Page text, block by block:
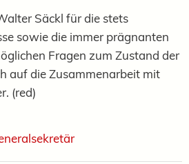
Säckl für die stets
sowie die immer prägnanten
Fragen zum Zustand der
auf die Zusammenarbeit mit
(red)